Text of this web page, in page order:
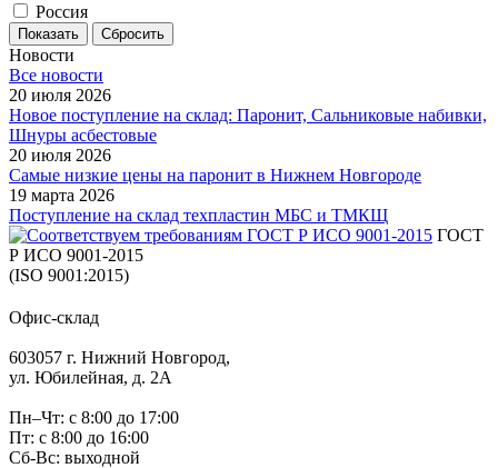
Россия
Сбросить
Новости
Все новости
20 июля 2026
Новое поступление на склад: Паронит, Сальниковые набивки,
Шнуры асбестовые
20 июля 2026
Самые низкие цены на паронит в Нижнем Новгороде
19 марта 2026
Поступление на склад техпластин МБС и ТМКЩ
ГОСТ
Р ИСО 9001-2015
(ISO 9001:2015)
Офис-склад
603057 г. Нижний Новгород,
ул. Юбилейная, д. 2А
Пн–Чт: с 8:00 до 17:00
Пт: с 8:00 до 16:00
Сб-Вс: выходной